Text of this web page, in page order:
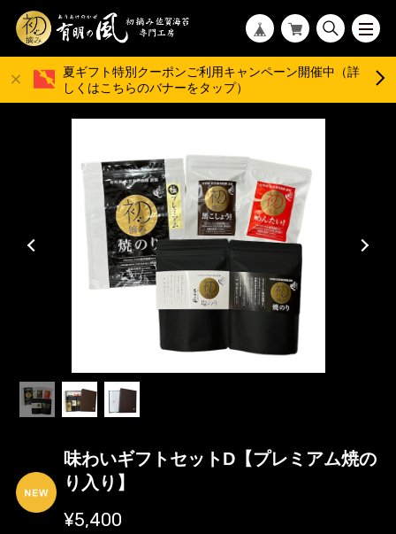
夏ギフト特別クーポンご利用キャンペーン開催中（詳
しくはこちらのバナーをタップ）
味わいギフトセットD【プレミアム焼の
り入り】
¥5,400